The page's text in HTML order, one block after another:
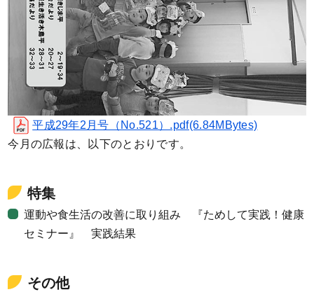
平成29年2月号（No.521）.pdf(6.84MBytes)
今月の広報は、以下のとおりです。
特集
運動や食生活の改善に取り組み 『ためして実践！健康
セミナー』 実践結果
その他